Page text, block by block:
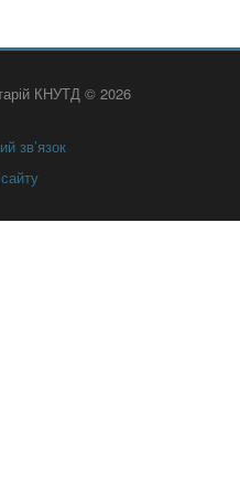
КНУТД © 2026
зв’язок